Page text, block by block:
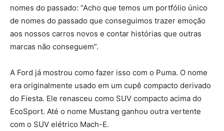
nomes do passado: “Acho que temos um portfólio único
de nomes do passado que conseguimos trazer emoção
aos nossos carros novos e contar histórias que outras
marcas não conseguem”.
A Ford já mostrou como fazer isso com o Puma. O nome
era originalmente usado em um cupê compacto derivado
do Fiesta. Ele renasceu como SUV compacto acima do
EcoSport. Até o nome Mustang ganhou outra vertente
com o SUV elétrico Mach-E.